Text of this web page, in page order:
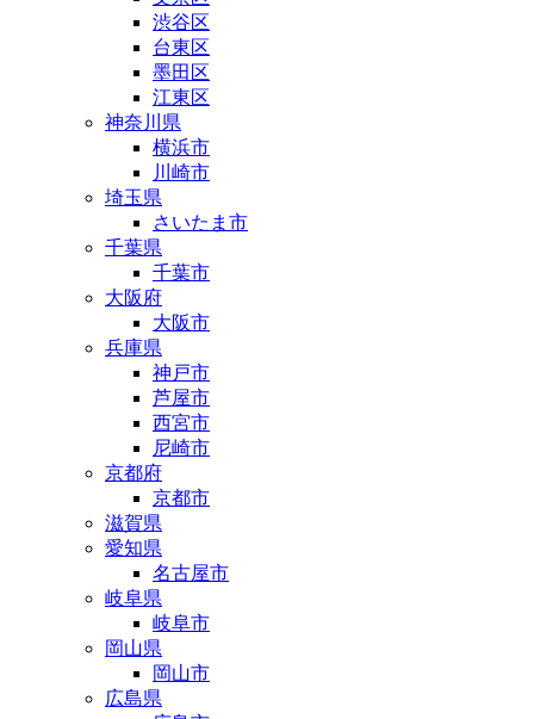
渋谷区
台東区
墨田区
江東区
神奈川県
横浜市
川崎市
埼玉県
さいたま市
千葉県
千葉市
大阪府
大阪市
兵庫県
神戸市
芦屋市
西宮市
尼崎市
京都府
京都市
滋賀県
愛知県
名古屋市
岐阜県
岐阜市
岡山県
岡山市
広島県